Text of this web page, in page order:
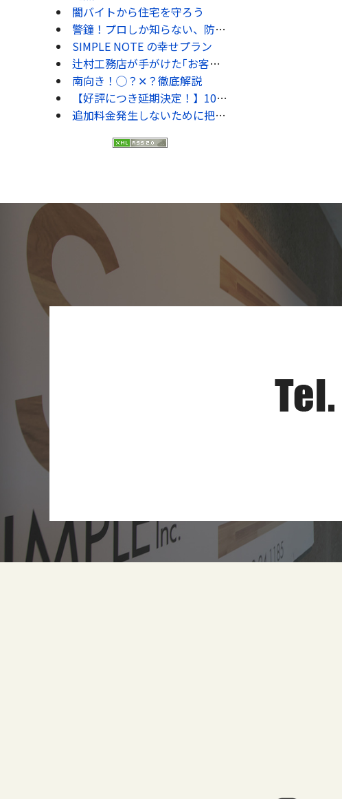
闇バイトから住宅を守ろう
警鐘！プロしか知らない、防犯対策7選
SIMPLE NOTE の幸せプラン
辻村工務店が手がけた｢お客様の声｣
南向き！◯？✕？徹底解説
【好評につき延期決定！】10月･11月も毎週土曜日にセミナーを開催します！！
追加料金発生しないために把握するべきこと